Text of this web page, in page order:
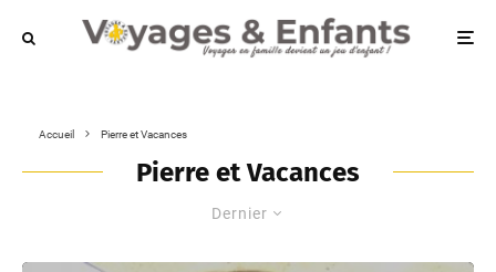
Accueil Pierre et Vacances
Pierre et Vacances
Dernier